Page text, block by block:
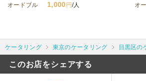
オードブル
1,000 円/人
オ
ケータリング 東京のケータリング 目黒区の
このお店をシェアする